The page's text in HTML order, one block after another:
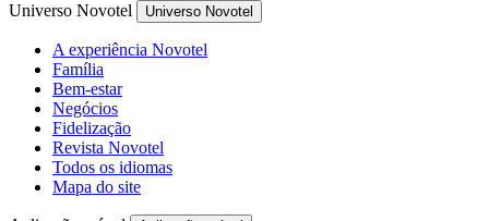
Universo Novotel Universo Novotel
A experiência Novotel
Família
Bem-estar
Negócios
Fidelização
Revista Novotel
Todos os idiomas
Mapa do site